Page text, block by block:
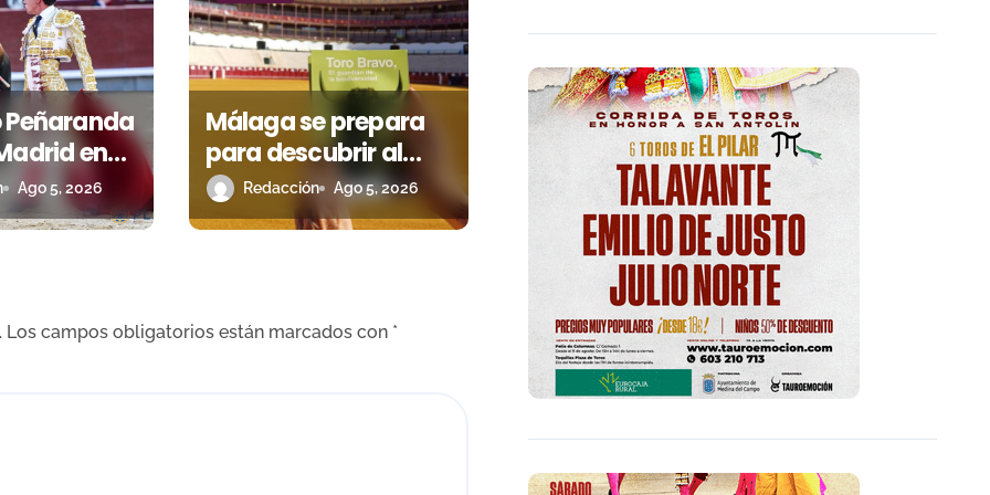
en
premio
en
Ago 5, 2026
Málaga se prepara
para descubrir al
toro bravo como
guardián de la
Redacción Ago 5, 2026
Los campos obligatorios están marcados con *